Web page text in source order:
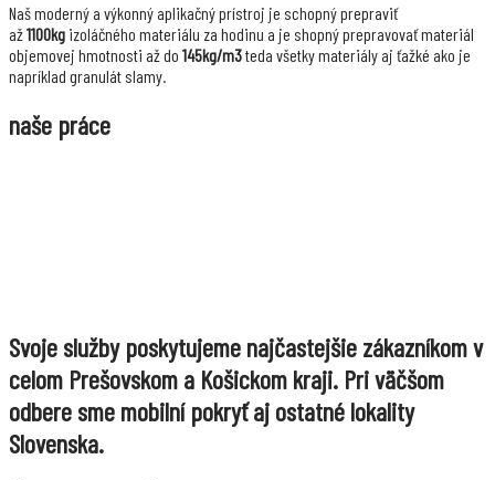
Naš moderný a výkonný aplikačný prístroj je schopný prepraviť
až1100kg izoláčného materiálu za hodinu a je shopný prepravovať materiál
objemovej hmotnosti až do 145kg/m3teda všetky materiály aj ťažké ako je
napríklad granulát slamy.
naše práce
Svoje služby poskytujeme najčastejšie zákazníkom v
celom Prešovskom a Košickom kraji. Pri väčšom
odbere sme mobilní pokryť aj ostatné lokality
Slovenska.